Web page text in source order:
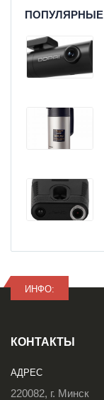
ПОПУЛЯРНЫЕ
ИНФО:
КОНТАКТЫ
АДРЕС
220082, г. Минск